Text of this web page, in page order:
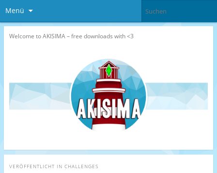
Menü
Welcome to AKISIMA – free downloads with <3
VERÖFFENTLICHT IN CHALLENGES